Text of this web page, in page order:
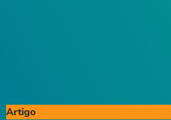
Artigo